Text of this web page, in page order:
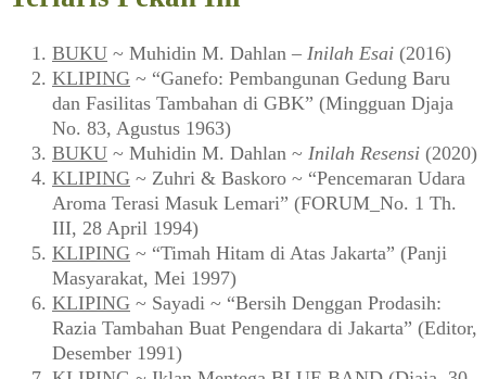
BUKU ~ Muhidin M. Dahlan – Inilah Esai (2016)
KLIPING ~ “Ganefo: Pembangunan Gedung Baru
dan Fasilitas Tambahan di GBK” (Mingguan Djaja
No. 83, Agustus 1963)
BUKU ~ Muhidin M. Dahlan ~ Inilah Resensi (2020)
KLIPING ~ Zuhri & Baskoro ~ “Pencemaran Udara
Aroma Terasi Masuk Lemari” (FORUM_No. 1 Th.
III, 28 April 1994)
KLIPING ~ “Timah Hitam di Atas Jakarta” (Panji
Masyarakat, Mei 1997)
KLIPING ~ Sayadi ~ “Bersih Denggan Prodasih:
Razia Tambahan Buat Pengendara di Jakarta” (Editor,
Desember 1991)